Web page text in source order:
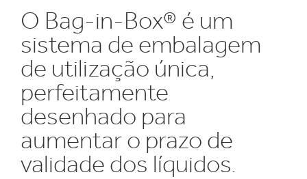
O Bag-in-Box® é um
sistema de embalagem
de utilização única,
perfeitamente
desenhado para
aumentar o prazo de
validade dos líquidos.